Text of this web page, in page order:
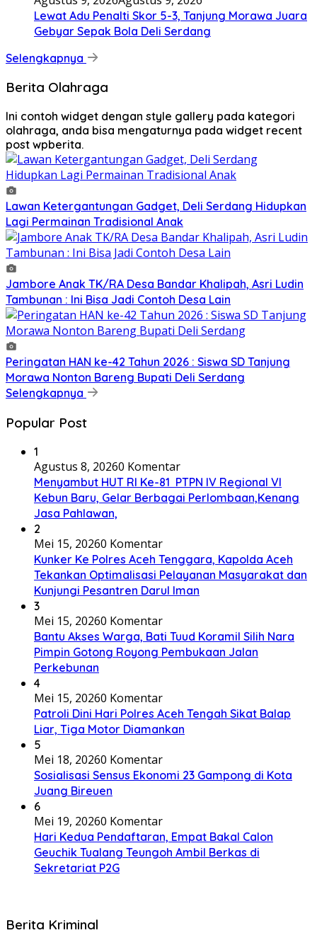
Lewat Adu Penalti Skor 5-3, Tanjung Morawa Juara
Gebyar Sepak Bola Deli Serdang
Selengkapnya
Berita Olahraga
Ini contoh widget dengan style gallery pada kategori
olahraga, anda bisa mengaturnya pada widget recent
post wpberita.
Lawan Ketergantungan Gadget, Deli Serdang Hidupkan
Lagi Permainan Tradisional Anak
Jambore Anak TK/RA Desa Bandar Khalipah, Asri Ludin
Tambunan : Ini Bisa Jadi Contoh Desa Lain
Peringatan HAN ke-42 Tahun 2026 : Siswa SD Tanjung
Morawa Nonton Bareng Bupati Deli Serdang
Selengkapnya
Popular Post
1
Agustus 8, 20260 Komentar
Menyambut HUT RI Ke-81 PTPN IV Regional VI
Kebun Baru, Gelar Berbagai Perlombaan,Kenang
Jasa Pahlawan,
2
Mei 15, 20260 Komentar
Kunker Ke Polres Aceh Tenggara, Kapolda Aceh
Tekankan Optimalisasi Pelayanan Masyarakat dan
Kunjungi Pesantren Darul Iman
3
Mei 15, 20260 Komentar
Bantu Akses Warga, Bati Tuud Koramil Silih Nara
Pimpin Gotong Royong Pembukaan Jalan
Perkebunan
4
Mei 15, 20260 Komentar
Patroli Dini Hari Polres Aceh Tengah Sikat Balap
Liar, Tiga Motor Diamankan
5
Mei 18, 20260 Komentar
Sosialisasi Sensus Ekonomi 23 Gampong di Kota
Juang Bireuen
6
Mei 19, 20260 Komentar
Hari Kedua Pendaftaran, Empat Bakal Calon
Geuchik Tualang Teungoh Ambil Berkas di
Sekretariat P2G
Berita Kriminal